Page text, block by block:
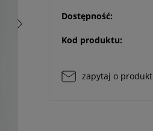
Dostępność:
Kod produktu:
zapytaj o produkt